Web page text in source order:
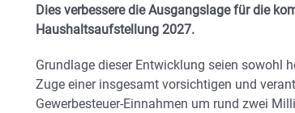
Dies verbessere die Ausgangslage für die
Haushaltsaufstellung 2027.
Grundlage dieser Entwicklung seien sowohl
Zuge einer insgesamt vorsichtigen und
Gewerbesteuer-Einnahmen um rund zwei